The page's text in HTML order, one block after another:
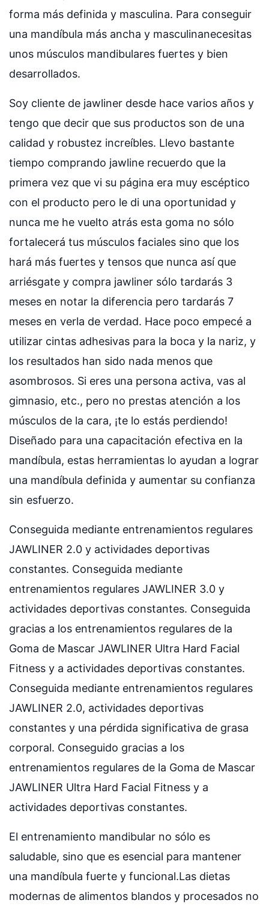
forma más definida y masculina. Para conseguir
una mandíbula más ancha y masculinanecesitas
unos músculos mandibulares fuertes y bien
desarrollados.
Soy cliente de jawliner desde hace varios años y
tengo que decir que sus productos son de una
calidad y robustez increíbles. Llevo bastante
tiempo comprando jawline recuerdo que la
primera vez que vi su página era muy escéptico
con el producto pero le di una oportunidad y
nunca me he vuelto atrás esta goma no sólo
fortalecerá tus músculos faciales sino que los
hará más fuertes y tensos que nunca así que
arriésgate y compra jawliner sólo tardarás 3
meses en notar la diferencia pero tardarás 7
meses en verla de verdad. Hace poco empecé a
utilizar cintas adhesivas para la boca y la nariz, y
los resultados han sido nada menos que
asombrosos. Si eres una persona activa, vas al
gimnasio, etc., pero no prestas atención a los
músculos de la cara, ¡te lo estás perdiendo!
Diseñado para una capacitación efectiva en la
mandíbula, estas herramientas lo ayudan a lograr
una mandíbula definida y aumentar su confianza
sin esfuerzo.
Conseguida mediante entrenamientos regulares
JAWLINER 2.0 y actividades deportivas
constantes. Conseguida mediante
entrenamientos regulares JAWLINER 3.0 y
actividades deportivas constantes. Conseguida
gracias a los entrenamientos regulares de la
Goma de Mascar JAWLINER Ultra Hard Facial
Fitness y a actividades deportivas constantes.
Conseguida mediante entrenamientos regulares
JAWLINER 2.0, actividades deportivas
constantes y una pérdida significativa de grasa
corporal. Conseguido gracias a los
entrenamientos regulares de la Goma de Mascar
JAWLINER Ultra Hard Facial Fitness y a
actividades deportivas constantes.
El entrenamiento mandibular no sólo es
saludable, sino que es esencial para mantener
una mandíbula fuerte y funcional.Las dietas
modernas de alimentos blandos y procesados no